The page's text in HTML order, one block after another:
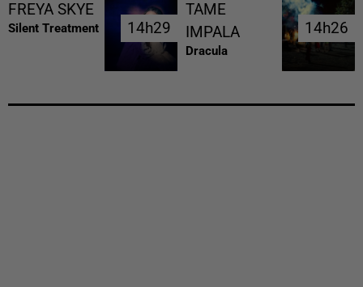
FREYA SKYE
Silent Treatment 14h29
14h29
TAME
IMPALA
Dracula
14h26
14h26